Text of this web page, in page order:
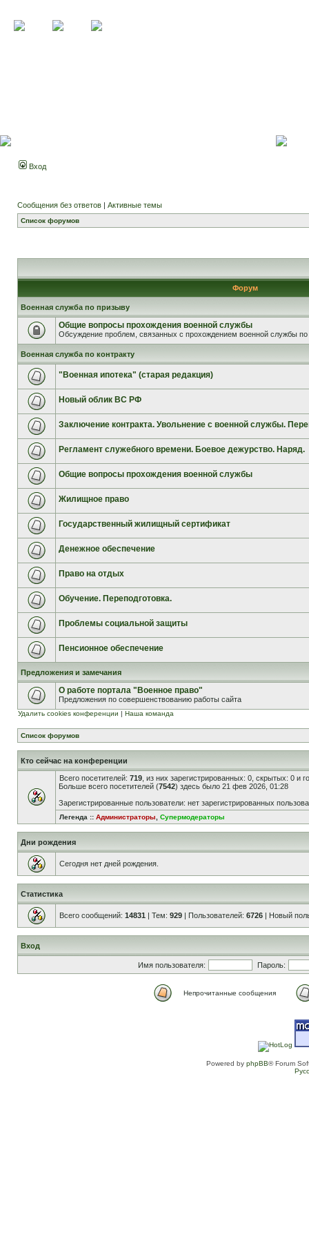
Вход
Сообщения без ответов | Активные темы
Список форумов
Форум
Военная служба по призыву
Общие вопросы прохождения военной службы
Обсуждение проблем, связанных с прохождением военной службы по
Военная служба по контракту
"Военная ипотека" (старая редакция)
Новый облик ВС РФ
Заключение контракта. Увольнение с военной службы.
Регламент служебного времени. Боевое дежурство. Наряд.
Общие вопросы прохождения военной службы
Жилищное право
Государственный жилищный сертификат
Денежное обеспечение
Право на отдых
Обучение. Переподготовка.
Проблемы социальной защиты
Пенсионное обеспечение
Предложения и замечания
О работе портала "Военное право"
Предложения по совершенствованию работы сайта
Удалить cookies конференции | Наша команда
Список форумов
Кто сейчас на конференции
Всего посетителей: 719 , из них зарегистрированных: 0, скрытых: 0 и
Больше всего посетителей (7542) здесь было 21 фев 2026, 01:28
Зарегистрированные пользователи: нет зарегистрированных
Легенда :: Администраторы Супермодераторы
Дни рождения
Сегодня нет дней рождения.
Статистика
Всего сообщений: 14831 | Тем: 929 | Пользователей: 6726 | Новый
Вход
Имя пользователя: Пароль:
Непрочитанные сообщения
Powered by phpBB® Forum